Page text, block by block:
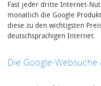
Fast jeder dritte Internet-
monatlich die Google
diese zu den wichtigsten
deutschsprachigen Internet.
Die Google-Websuche